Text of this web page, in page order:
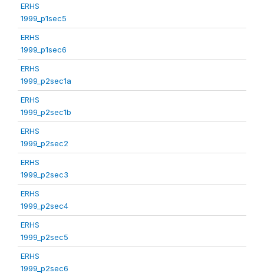
ERHS
1999_p1sec5
ERHS
1999_p1sec6
ERHS
1999_p2sec1a
ERHS
1999_p2sec1b
ERHS
1999_p2sec2
ERHS
1999_p2sec3
ERHS
1999_p2sec4
ERHS
1999_p2sec5
ERHS
1999_p2sec6